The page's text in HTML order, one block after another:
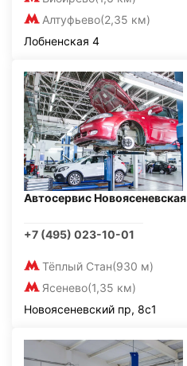
Алтуфьево(2,35 км)
Лобненская 4
Автосервис Новоясеневская
+7 (495) 023-10-01
Тёплый Стан(930 м)
Ясенево(1,35 км)
Новоясеневский пр, 8с1